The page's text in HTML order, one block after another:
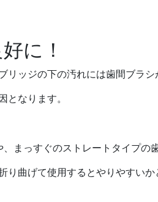
に！
ッジの下の汚れには歯間ブラシ
なります。
まっすぐのストレートタイプの
曲げて使用するとやりやすい